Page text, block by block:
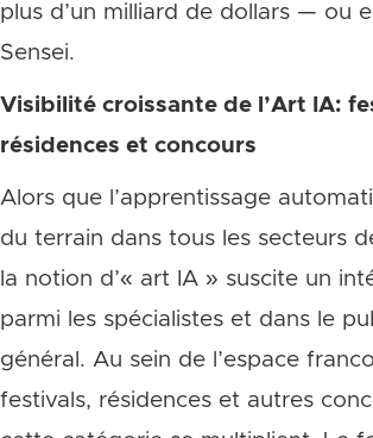
plus d’un milliard de dollars — ou
Sensei.
Visibilité croissante de l’Art IA:
résidences et concours
Alors que l’apprentissage
du terrain dans tous les secteurs
la notion d’« art IA » suscite un
parmi les spécialistes et dans le
général. Au sein de l’espace
festivals, résidences et autres